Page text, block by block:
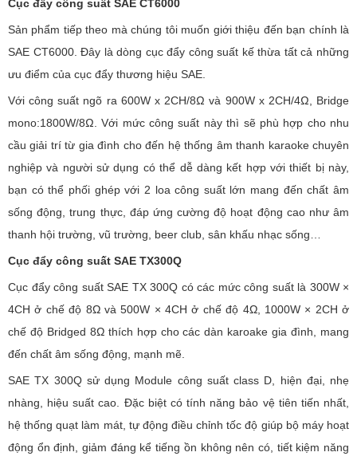
Cục đẩy công suất SAE CT6000
Sản phẩm tiếp theo mà chúng tôi muốn giới thiệu đến bạn chính là
SAE CT6000. Đây là dòng cục đẩy công suất kế thừa tất cả những
ưu điểm của cục đẩy thương hiệu SAE.
Với công suất ngõ ra 600W x 2CH/8Ω và 900W x 2CH/4Ω, Bridge
mono:1800W/8Ω. Với mức công suất này thì sẽ phù hợp cho nhu
cầu giải trí từ gia đình cho đến hệ thống âm thanh karaoke chuyên
nghiệp và người sử dụng có thể dễ dàng kết hợp với thiết bị này,
bạn có thể phối ghép với 2 loa công suất lớn mang đến chất âm
sống động, trung thực, đáp ứng cường độ hoạt động cao như âm
thanh hội trường, vũ trường, beer club, sân khấu nhạc sống…
Cục đẩy công suất SAE TX300Q
Cục đẩy công suất SAE TX 300Q có các mức công suất là 300W ×
4CH ở chế độ 8Ω và 500W × 4CH ở chế độ 4Ω, 1000W × 2CH ở
chế độ Bridged 8Ω thích hợp cho các dàn karoake gia đình, mang
đến chất âm sống động, mạnh mẽ.
SAE TX 300Q sử dụng Module công suất class D, hiện đại, nhẹ
nhàng, hiệu suất cao. Đặc biệt có tính năng bảo vệ tiên tiến nhất,
hệ thống quạt làm mát, tự động điều chỉnh tốc độ giúp bộ máy hoạt
động ổn định, giảm đáng kể tiếng ồn không nên có, tiết kiệm năng